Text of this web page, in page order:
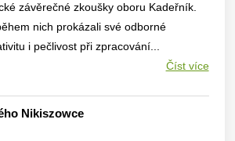
závěrečné zkoušky oboru Kadeřník.
nich prokázali své odborné
i pečlivost při zpracování...
Číst více
Nikiszowce